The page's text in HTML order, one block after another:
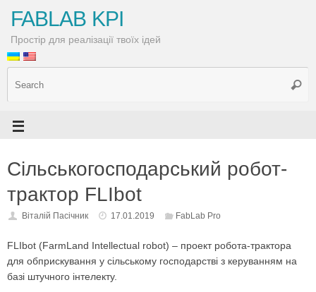
FABLAB KPI
Простір для реалізації твоїх ідей
Сільськогосподарський робот-
трактор FLIbot
Віталій Пасічник 17.01.2019 FabLab Pro
FLIbot (FarmLand Intellectual robot) – проект робота-трактора
для обприскування у сільському господарстві з керуванням на
базі штучного інтелекту.